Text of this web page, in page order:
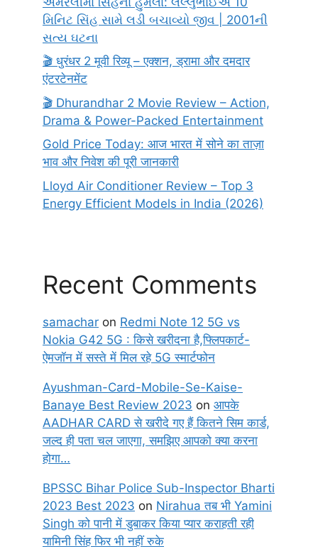
મિનિટ સિંહ સામે લડી બચાવ્યો જીવ | 2001ની
સત્ય ઘટના
🎬 धुरंधर 2 मूवी रिव्यू – एक्शन, ड्रामा और दमदार
एंटरटेनमेंट
🎬 Dhurandhar 2 Movie Review – Action,
Drama & Power-Packed Entertainment
Gold Price Today: आज भारत में सोने का ताज़ा
भाव और निवेश की पूरी जानकारी
Lloyd Air Conditioner Review – Top 3
Energy Efficient Models in India (2026)
Recent Comments
samachar on Redmi Note 12 5G vs
Nokia G42 5G : किसे खरीदना है,फ्लिपकार्ट-
ऐमजॉन में सस्ते में मिल रहे 5G स्मार्टफोन
Ayushman-Card-Mobile-Se-Kaise-
Banaye Best Review 2023 on आपके
AADHAR CARD से खरीदे गए हैं कितने सिम कार्ड,
जल्द ही पता चल जाएगा, समझिए आपको क्या करना
होगा…
BPSSC Bihar Police Sub-Inspector Bharti
2023 Best 2023 on Nirahua तब भी Yamini
Singh को पानी में डुबाकर किया प्यार कराहती रही
यामिनी सिंह फिर भी नहीं रुके